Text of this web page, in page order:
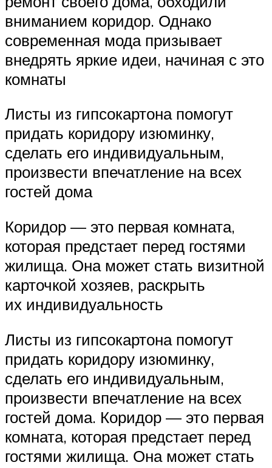
вниманием коридор. Однако
современная мода призывает
внедрять яркие идеи, начиная с это
комнаты
Листы из гипсокартона помогут
придать коридору изюминку,
сделать его индивидуальным,
произвести впечатление на всех
гостей дома
Коридор — это первая комната,
которая предстает перед гостями
жилища. Она может стать визитной
карточкой хозяев, раскрыть
их индивидуальность
Листы из гипсокартона помогут
придать коридору изюминку,
сделать его индивидуальным,
произвести впечатление на всех
гостей дома. Коридор — это первая
комната, которая предстает перед
гостями жилища. Она может стать